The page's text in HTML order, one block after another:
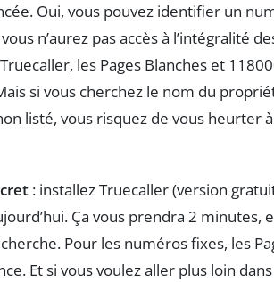
Oui, vous pouvez identifier un
n’aurez pas accès à l’intégralité
les Pages Blanches et
si vous cherchez le nom du
listé, vous risquez de vous heurter
: installez Truecaller (version
Ça vous prendra 2 minutes,
Pour les numéros fixes, les
Et si vous voulez aller plus loin